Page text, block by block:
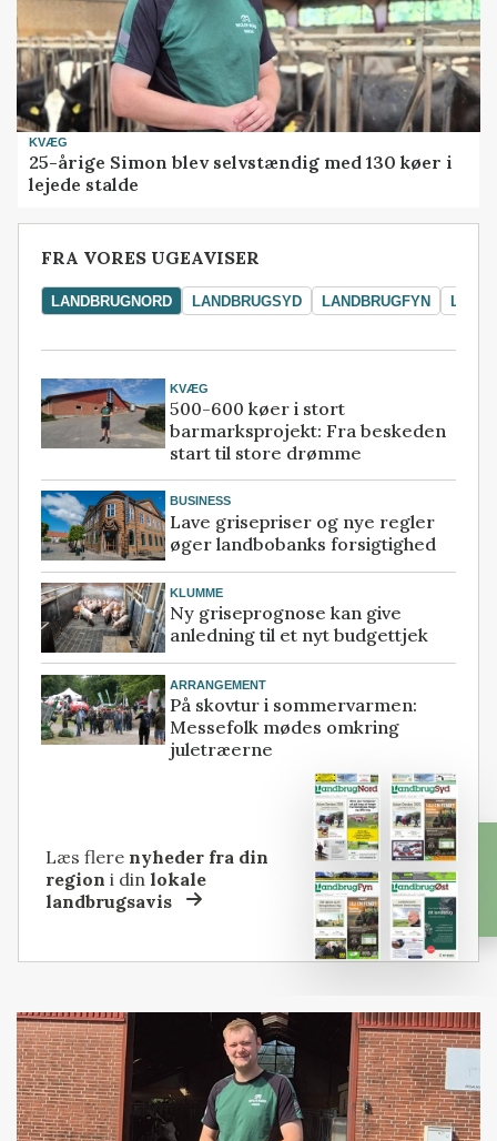
KVÆG
25-årige Simon blev selvstændig med 130 køer i
lejede stalde
FRA VORES UGEAVISER
LANDBRUGNORD LANDBRUGSYD LANDBRUGFYN
KVÆG
500-600 køer i stort
barmarksprojekt: Fra beskeden
start til store drømme
BUSINESS
Lave grisepriser og nye regler
øger landbobanks forsigtighed
KLUMME
Ny griseprognose kan give
anledning til et nyt budgettjek
ARRANGEMENT
På skovtur i sommervarmen:
Messefolk mødes omkring
juletræerne
Læs flere nyheder fra din
region i dinlokale
landbrugsavis